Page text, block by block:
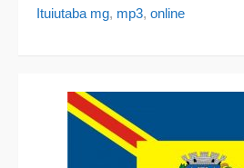
Ituiutaba mg, mp3, online